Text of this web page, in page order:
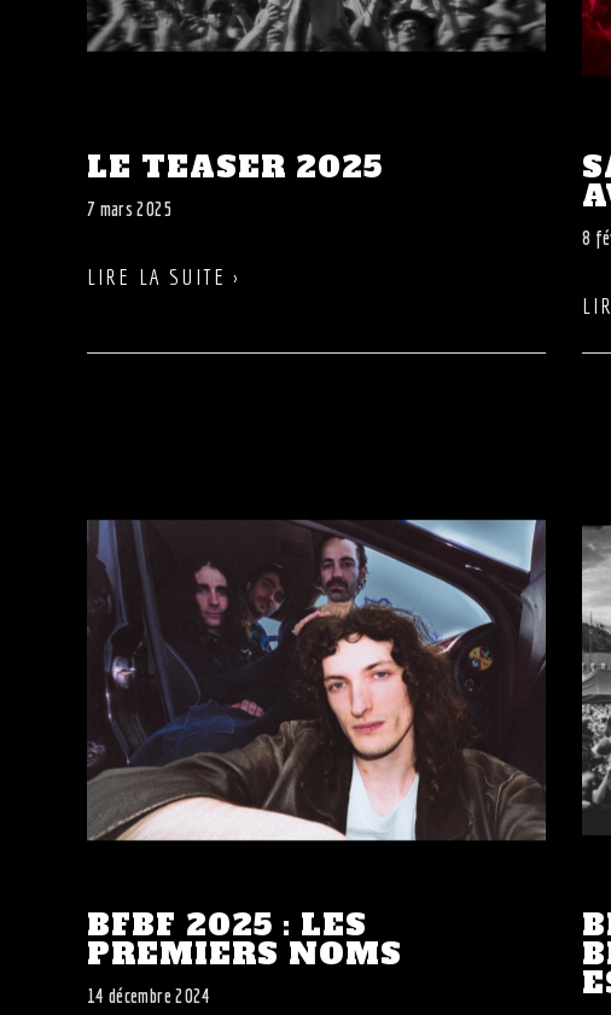
LE TEASER 2025
7 mars 2025
LIRE LA SUITE ›
8
BFBF 2025 : LES
PREMIERS NOMS
14 décembre 2024